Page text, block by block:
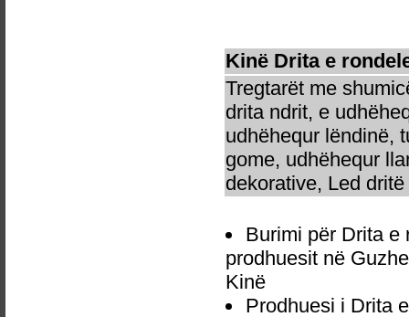
Kinë Drita e
Tregtarët me
drita ndrit, e
udhëhequr lëndinë,
gome, udhëhequr
dekorative, Led
Burimi për Drita e
prodhuesit në
Kinë
Prodhuesi i Drita